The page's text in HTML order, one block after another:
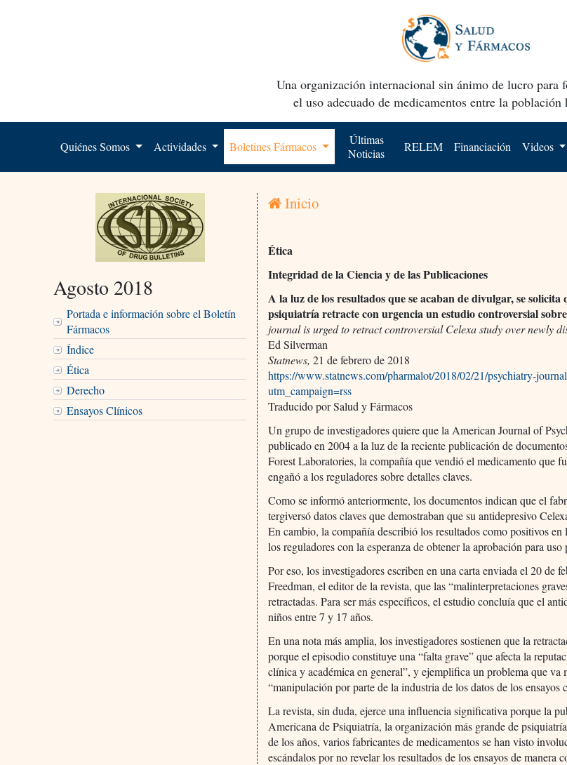
Una organización internacional sin ánimo de lucro para
el uso adecuado de medicamentos entre la población
Quiénes Somos Actividades Boletines Fármacos
Últimas
Noticias
RELEM Financiación Videos
Agosto 2018
Portada e información sobre el Boletín
Fármacos
Índice
Ética
Derecho
Ensayos Clínicos
Inicio
Ética
Integridad de la Ciencia y de las Publicaciones
A la luz de los resultados que se acaban de divulgar, se solicita
psiquiatría retracte con urgencia un estudio controversial
journal is urged to retract controversial Celexa study over newly
Ed Silverman
Statnews, 21 de febrero de 2018
https://www.statnews.com/pharmalot/2018/02/21/psychiatry-
utm_campaign=rss
Traducido por Salud y Fármacos
Un grupo de investigadores quiere que la American Journal of
publicado en 2004 a la luz de la reciente publicación de
Forest Laboratories, la compañía que vendió el medicamento que
engañó a los reguladores sobre detalles claves.
Como se informó anteriormente, los documentos indican que el
tergiversó datos claves que demostraban que su antidepresivo
En cambio, la compañía describió los resultados como positivos en
los reguladores con la esperanza de obtener la aprobación para uso
Por eso, los investigadores escriben en una carta enviada el 20 de
Freedman, el editor de la revista, que las “malinterpretaciones
retractadas. Para ser más específicos, el estudio concluía que el
niños entre 7 y 17 años.
En una nota más amplia, los investigadores sostienen que la
porque el episodio constituye una “falta grave” que afecta la
clínica y académica en general”, y ejemplifica un problema que va
“manipulación por parte de la industria de los datos de los ensayos
La revista, sin duda, ejerce una influencia significativa porque la
Americana de Psiquiatría, la organización más grande de
de los años, varios fabricantes de medicamentos se han visto
escándalos por no revelar los resultados de los ensayos de manera